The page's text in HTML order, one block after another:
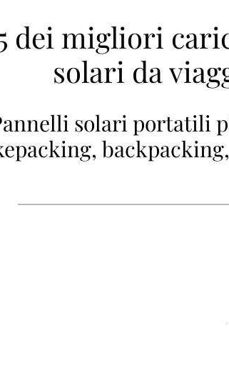
dei migliori
solari da
solari portatili